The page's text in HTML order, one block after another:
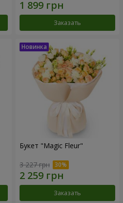
Заказать
Букет "Magic Fleur"
3 227 грн
Заказать